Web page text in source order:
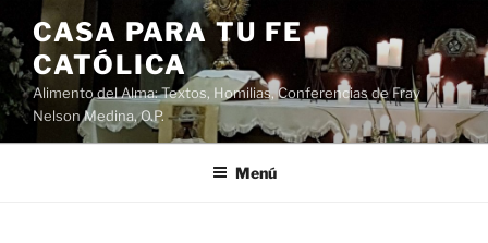
Saltar
al
contenido
CASA PARA TU FE
CATÓLICA
Alimento del Alma: Textos, Homilias, Conferencias de Fray
Nelson Medina, O.P.
Menú